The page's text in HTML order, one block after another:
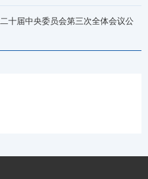
十届中央委员会第三次全体会议公